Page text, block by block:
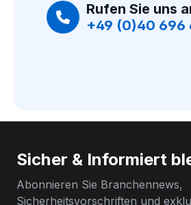
Rufen Sie uns
+49 (0)40 696
Sicher & Informiert
Abonnieren Sie Branchennews,
Sicherheitsvorschriften und